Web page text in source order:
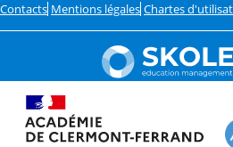
Contacts Mentions légales Chartes